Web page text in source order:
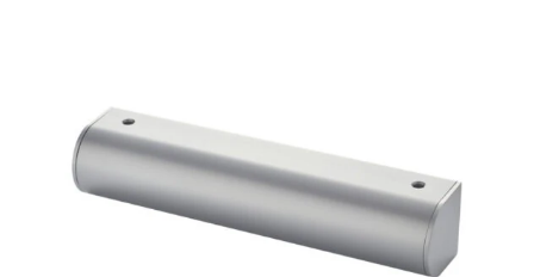
Kontakt
Katalog online